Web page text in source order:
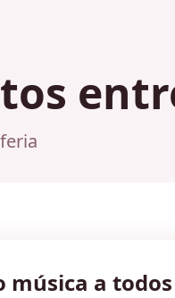
música a